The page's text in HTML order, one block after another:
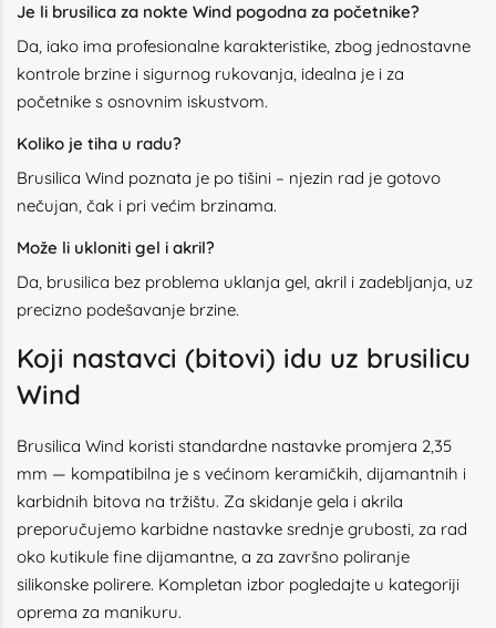
Je li brusilica za nokte Wind pogodna za početnike?
Da, iako ima profesionalne karakteristike, zbog jednostavne
kontrole brzine i sigurnog rukovanja, idealna je i za
početnike s osnovnim iskustvom.
Koliko je tiha u radu?
Brusilica Wind poznata je po tišini – njezin rad je gotovo
nečujan, čak i pri većim brzinama.
Može li ukloniti gel i akril?
Da, brusilica bez problema uklanja gel, akril i zadebljanja, uz
precizno podešavanje brzine.
Koji nastavci (bitovi) idu uz brusilicu
Wind
Brusilica Wind koristi standardne nastavke promjera 2,35
mm — kompatibilna je s većinom keramičkih, dijamantnih i
karbidnih bitova na tržištu. Za skidanje gela i akrila
preporučujemo karbidne nastavke srednje grubosti, za rad
oko kutikule fine dijamantne, a za završno poliranje
silikonske polirere. Kompletan izbor pogledajte u kategoriji
oprema za manikuru.